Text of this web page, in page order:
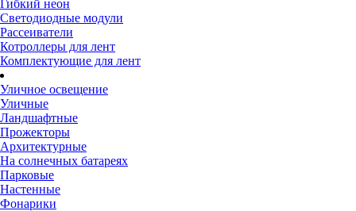
Гибкий неон
Светодиодные модули
Рассеиватели
Котроллеры для лент
Комплектующие для лент
Уличное освещение
Уличные
Ландшафтные
Прожекторы
Архитектурные
На солнечных батареях
Парковые
Настенные
Фонарики